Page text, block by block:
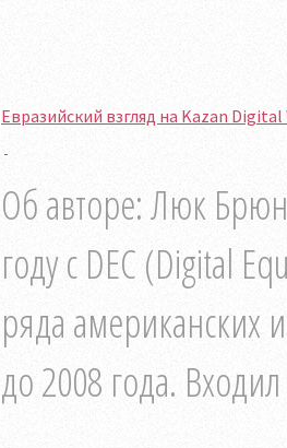
Евразийский взгляд на Kazan Digital
Об авторе: Люк
году с DEC (Digital
ряда американских
до 2008 года.